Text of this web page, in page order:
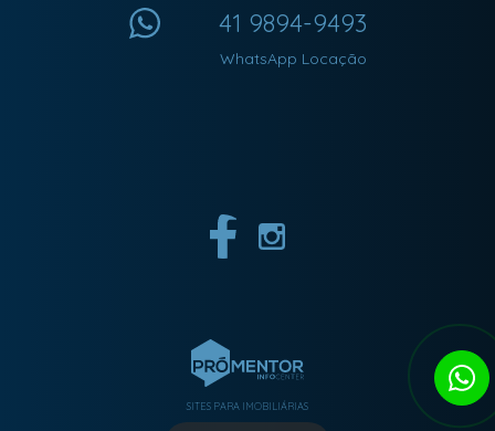
41 9894-9493
WhatsApp Locação
SITES PARA IMOBILIÁRIAS